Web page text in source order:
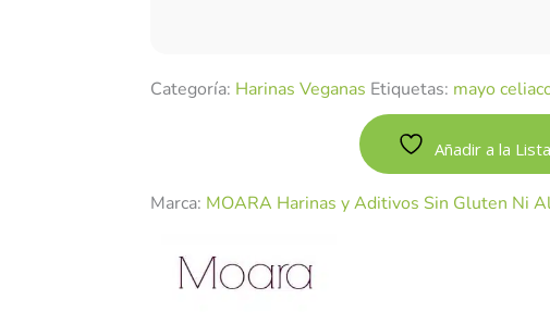
Categoría: Harinas Veganas Etiquetas: mayo
Añadir a la
Marca: MOARA Harinas y Aditivos Sin Gluten Ni